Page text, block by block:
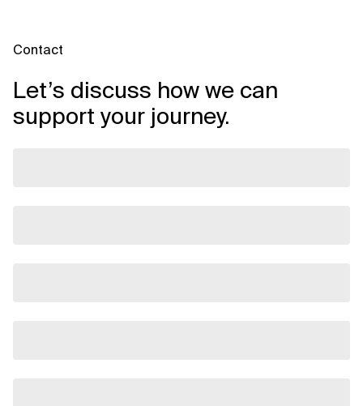
Contact
Let’s discuss how we can
support your journey.